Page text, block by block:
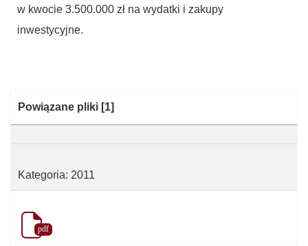
w kwocie 3.500.000 zł na wydatki i zakupy
inwestycyjne.
Kategoria:
Powiązane pliki [1]
Kategoria: 2011
pdf